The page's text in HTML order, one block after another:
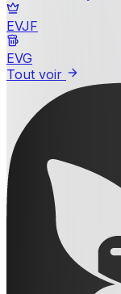
EVJF
EVG
Tout voir